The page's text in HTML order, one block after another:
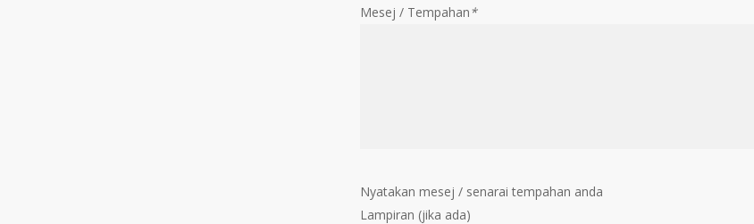
Mesej / Tempahan*
Nyatakan mesej / senarai tempahan anda
Lampiran (jika ada)